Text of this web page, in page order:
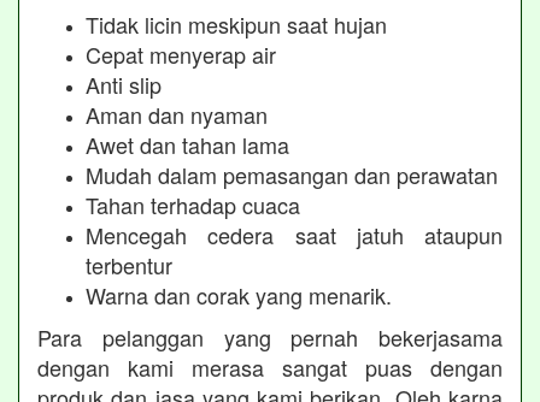
Tidak licin meskipun saat hujan
Cepat menyerap air
Anti slip
Aman dan nyaman
Awet dan tahan lama
Mudah dalam pemasangan dan perawatan
Tahan terhadap cuaca
Mencegah cedera saat jatuh ataupun
terbentur
Warna dan corak yang menarik.
Para pelanggan yang pernah bekerjasama
dengan kami merasa sangat puas dengan